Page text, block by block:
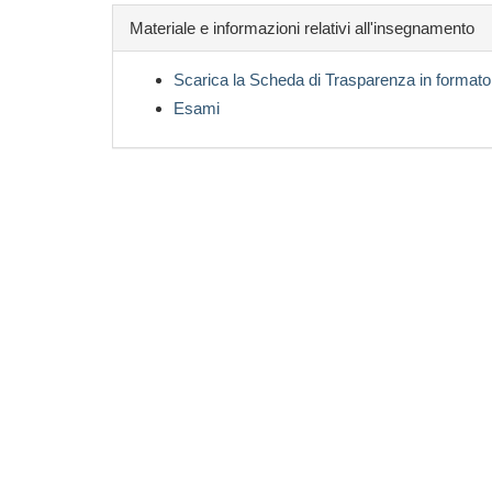
Materiale e informazioni relativi all'insegnamento
Scarica la Scheda di Trasparenza in
Esami